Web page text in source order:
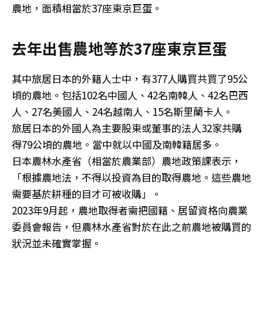
農地，面積相當於37座東京巨蛋。
去年出售農地等於37座東京巨蛋
其中旅居日本的外籍人士中，有377人購買共買了95公
頃的農地。包括102名中國人、42名南韓人、42名巴西
人、27名美國人、24名越南人、15名斯里蘭卡人。
旅居日本的外國人為主要股東或董事的法人32家共購
得79公頃的農地。當中就以中國及南韓籍居多。
日本農林水產省（相當於農業部）農地政策課表示，
「根據農地法，不得以投資為目的取得農地。這些農地
需要基於耕種的目才可被收購」。
2023年9月起，農地取得者需把國籍、居留資格向農業
委員會報告，但農林水產省對於在此之前農地被購買的
狀況並未確實掌握。